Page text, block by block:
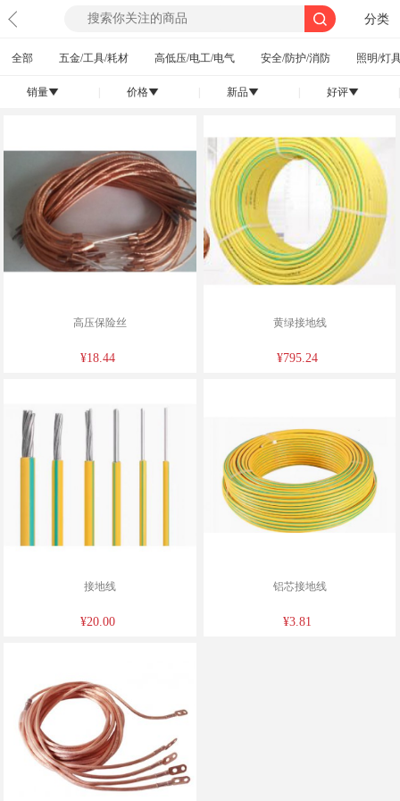
分类
全部 五金/工具/耗材 高低压/电工/电气 安全/防护/消防 照明/灯
销量󰄢 价格󰄢 新品󰄢 好评󰄢
高压保险丝
¥18.44
黄绿接地线
¥795.24
接地线
¥20.00
铝芯接地线
¥3.81